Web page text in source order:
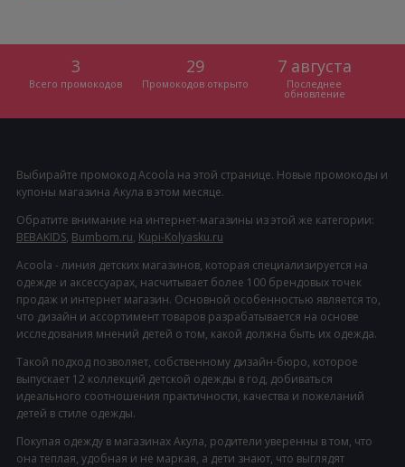
3
Всего промокодов
29
Промокодов открыто
7 августа
Последнее
обновление
Выбирайте промокод Acoola на этой странице. Новые промокоды и
купоны магазина Акула в этом месяце.
Обратите внимание на интернет-магазины из этой же категории:
BEBAKIDS, Bumbom.ru, Kupi-Kolyasku.ru
Acoola - линия детских магазинов, которая специализируется на
одежде и аксессуарах, насчитывает более 100 брендовых точек
продаж и интернет магазин. Основной особенностью является то,
что дизайн и ассортимент товаров разрабатывается на основе
исследования мнений детей о том, какой должна быть их одежда.
Такой подход позволяет, собственному дизайн-бюро, которое
выпускает 12 коллекций детской одежды в год, добиваться
идеального соотношения практичности, качества и пожеланий
детей в стиле одежды.
Покупая одежду в магазинах Акула, родители уверенны в том, что
она теплая, удобная и не маркая, а дети знают, что выглядят